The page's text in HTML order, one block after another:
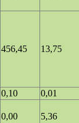
456,45 13,75
0,10
0,01
0,00 5,36